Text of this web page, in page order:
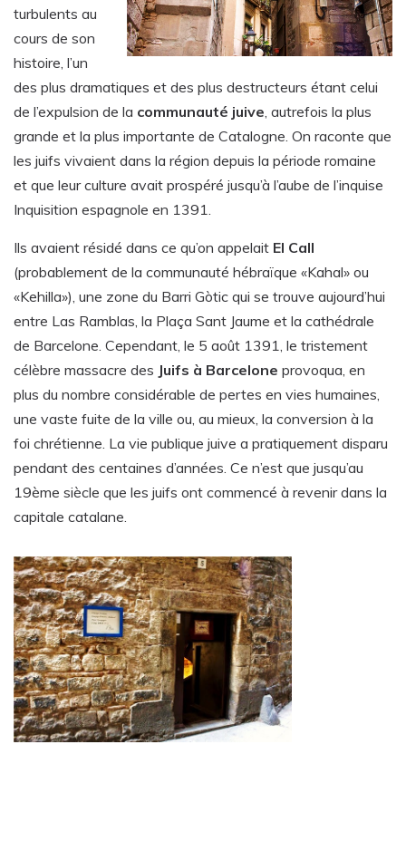
turbulents au
cours de son
histoire, l’un
des plus dramatiques et des plus destructeurs étant celui
de l’expulsion de la communauté juive, autrefois la plus
grande et la plus importante de Catalogne. On raconte que
les juifs vivaient dans la région depuis la période romaine
et que leur culture avait prospéré jusqu’à l’aube de l’inquise
Inquisition espagnole en 1391.
Ils avaient résidé dans ce qu’on appelait El Call
(probablement de la communauté hébraïque «Kahal» ou
«Kehilla»), une zone du Barri Gòtic qui se trouve aujourd’hui
entre Las Ramblas, la Plaça Sant Jaume et la cathédrale
de Barcelone. Cependant, le 5 août 1391, le tristement
célèbre massacre des Juifs à Barcelone provoqua, en
plus du nombre considérable de pertes en vies humaines,
une vaste fuite de la ville ou, au mieux, la conversion à la
foi chrétienne. La vie publique juive a pratiquement disparu
pendant des centaines d’années. Ce n’est que jusqu’au
19ème siècle que les juifs ont commencé à revenir dans la
capitale catalane.